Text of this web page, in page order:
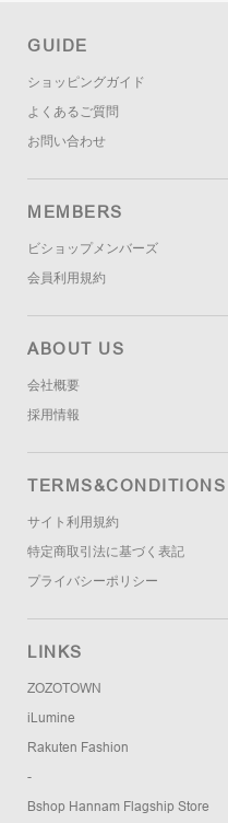
GUIDE
ショッピングガイド
よくあるご質問
お問い合わせ
MEMBERS
ビショップメンバーズ
会員利用規約
ABOUT US
会社概要
採用情報
TERMS&CONDITIONS
サイト利用規約
特定商取引法に基づく表記
プライバシーポリシー
LINKS
ZOZOTOWN
iLumine
Rakuten Fashion
-
Bshop Hannam Flagship Store